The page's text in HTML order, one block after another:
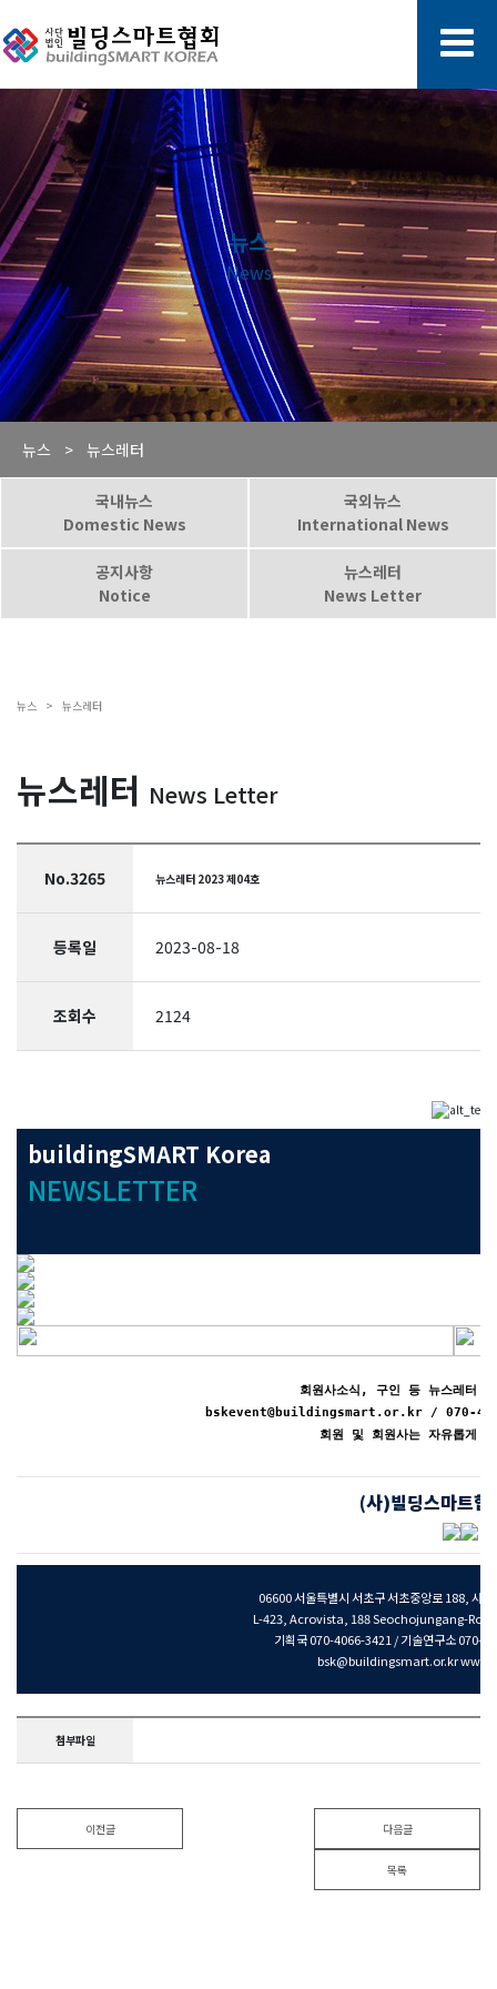
뉴스
News
뉴스 > 뉴스레터
국내뉴스
Domestic News
국외뉴스
International News
공지사항
Notice
뉴스레터
News Letter
뉴스 > 뉴스레터
뉴스레터 News Letter
No.3265 뉴스레터 2023 제04호
등록일 2023-08-18
조회수 2124
buildingSMART Korea
NEWSLETTER
회원사소식, 구인 등 뉴스레터
bskevent@buildingsmart.or.kr / 070-4066-
회원 및 회원사는 자유롭게
(사)빌딩스마트협
06600 서울특별시 서초구 서초중앙로 188, 사
L-423, Acrovista, 188 Seochojungang-Ro,
기획국 070-4066-3421 / 기술연구소 070-
bsk@buildingsmart.or.kr
첨부파일
이전글 다음글
목록